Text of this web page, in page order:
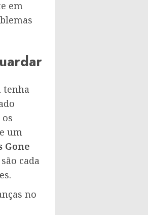
em
tenha
um
Gone
são cada
no